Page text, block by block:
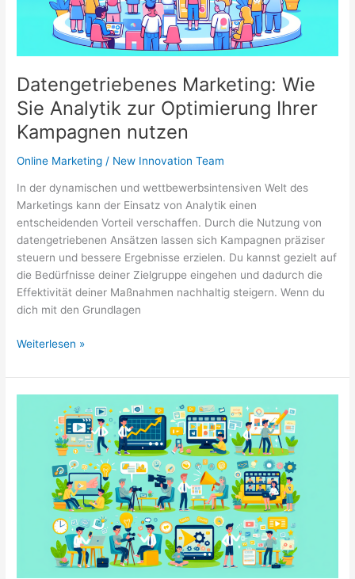
Datengetriebenes Marketing: Wie
Sie Analytik zur Optimierung Ihrer
Kampagnen nutzen
Online Marketing / New Innovation Team
In der dynamischen und wettbewerbsintensiven Welt des
Marketings kann der Einsatz von Analytik einen
entscheidenden Vorteil verschaffen. Durch die Nutzung von
datengetriebenen Ansätzen lassen sich Kampagnen präziser
steuern und bessere Ergebnisse erzielen. Du kannst gezielt auf
die Bedürfnisse deiner Zielgruppe eingehen und dadurch die
Effektivität deiner Maßnahmen nachhaltig steigern. Wenn du
dich mit den Grundlagen
Datengetriebenes
Wie
Sie
Optimierung
Kampagnen
Weiterlesen »